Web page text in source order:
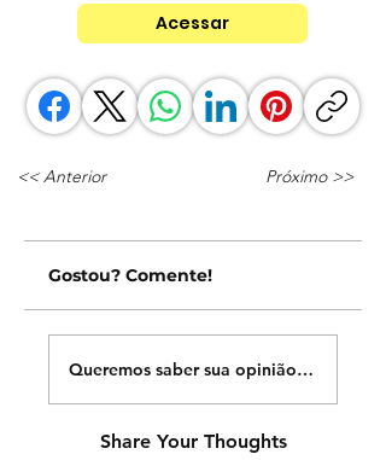
Acessar
<< Anterior Próximo >>
Gostou? Comente!
Queremos saber sua opinião sobre
Share Your Thoughts